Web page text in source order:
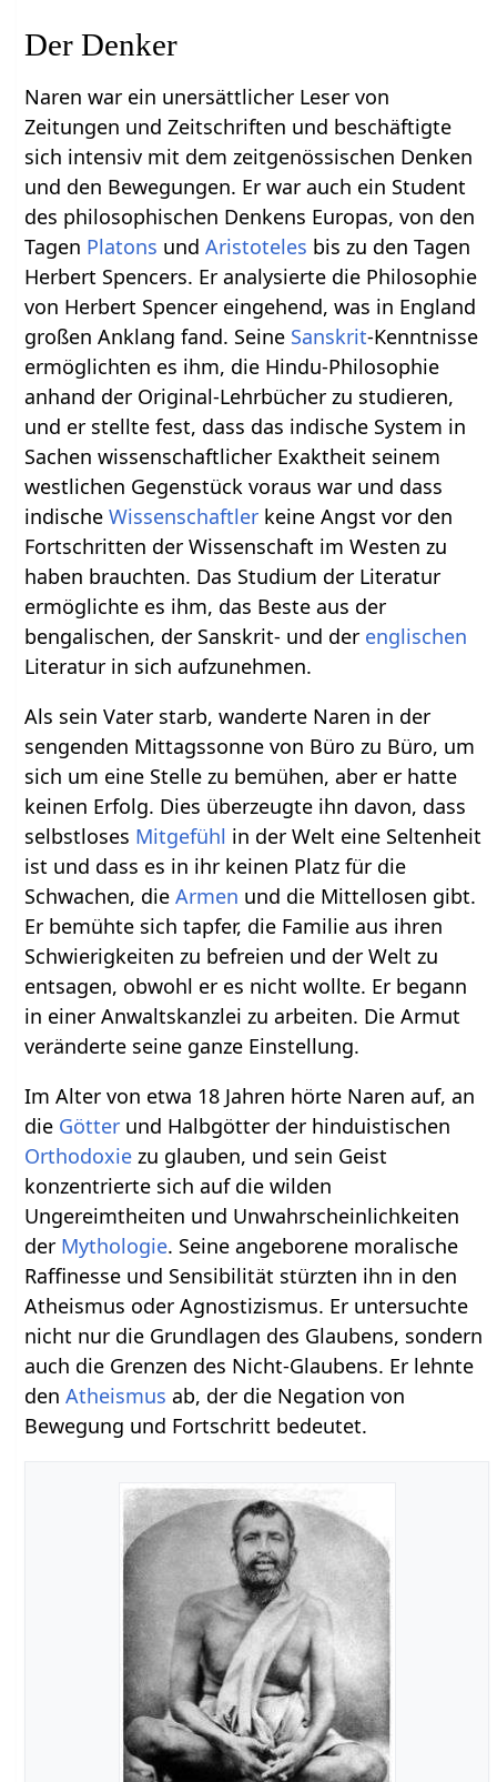
Der Denker
Naren war ein unersättlicher Leser von
Zeitungen und Zeitschriften und beschäftigte
sich intensiv mit dem zeitgenössischen Denken
und den Bewegungen. Er war auch ein Student
des philosophischen Denkens Europas, von den
Tagen Platons undAristoteles bis zu den Tagen
Herbert Spencers. Er analysierte die Philosophie
von Herbert Spencer eingehend, was in England
großen Anklang fand. Seine Sanskrit-Kenntnisse
ermöglichten es ihm, die Hindu-Philosophie
anhand der Original-Lehrbücher zu studieren,
und er stellte fest, dass das indische System in
Sachen wissenschaftlicher Exaktheit seinem
westlichen Gegenstück voraus war und dass
indischeWissenschaftler keine Angst vor den
Fortschritten der Wissenschaft im Westen zu
haben brauchten. Das Studium der Literatur
ermöglichte es ihm, das Beste aus der
bengalischen, der Sanskrit- und der englischen
Literatur in sich aufzunehmen.
Als sein Vater starb, wanderte Naren in der
sengenden Mittagssonne von Büro zu Büro, um
sich um eine Stelle zu bemühen, aber er hatte
keinen Erfolg. Dies überzeugte ihn davon, dass
selbstloses Mitgefühl in der Welt eine Seltenheit
ist und dass es in ihr keinen Platz für die
Schwachen, dieArmen und die Mittellosen gibt.
Er bemühte sich tapfer, die Familie aus ihren
Schwierigkeiten zu befreien und der Welt zu
entsagen, obwohl er es nicht wollte. Er begann
in einer Anwaltskanzlei zu arbeiten. Die Armut
veränderte seine ganze Einstellung.
Im Alter von etwa 18 Jahren hörte Naren auf, an
die Götter und Halbgötter der hinduistischen
Orthodoxie zu glauben, und sein Geist
konzentrierte sich auf die wilden
Ungereimtheiten und Unwahrscheinlichkeiten
der Mythologie. Seine angeborene moralische
Raffinesse und Sensibilität stürzten ihn in den
Atheismus oder Agnostizismus. Er untersuchte
nicht nur die Grundlagen des Glaubens, sondern
auch die Grenzen des Nicht-Glaubens. Er lehnte
denAtheismus ab, der die Negation von
Bewegung und Fortschritt bedeutet.